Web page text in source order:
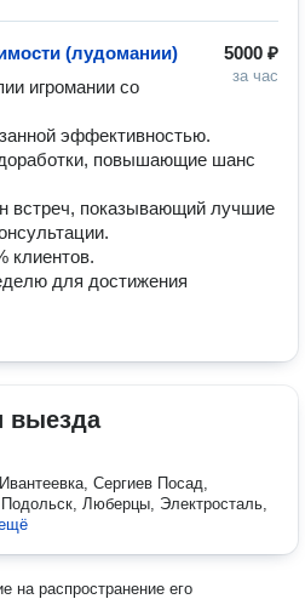
5000 ₽
за час
(лудомании)
игромании со
эффективностью.
повышающие шанс
встреч, показывающий лучшие
клиентов.
для достижения
выезда
Сергиев Посад,
Люберцы, Электросталь,
на распространение его